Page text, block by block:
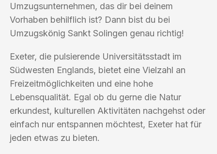
Umzugsunternehmen, das dir bei deinem
Vorhaben behilflich ist? Dann bist du bei
Umzugskönig Sankt Solingen genau richtig!
Exeter, die pulsierende Universitätsstadt im
Südwesten Englands, bietet eine Vielzahl an
Freizeitmöglichkeiten und eine hohe
Lebensqualität. Egal ob du gerne die Natur
erkundest, kulturellen Aktivitäten nachgehst oder
einfach nur entspannen möchtest, Exeter hat für
jeden etwas zu bieten.